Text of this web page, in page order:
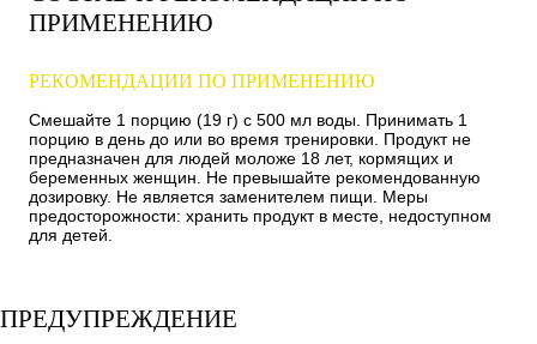
ПРИМЕНЕНИЮ
РЕКОМЕНДАЦИИ ПО ПРИМЕНЕНИЮ
Смешайте 1 порцию (19 г) с 500 мл воды. Принимать 1
порцию в день до или во время тренировки. Продукт не
предназначен для людей моложе 18 лет, кормящих и
беременных женщин. Не превышайте рекомендованную
дозировку. Не является заменителем пищи. Меры
предосторожности: хранить продукт в месте, недоступном
для детей.
ПРЕДУПРЕЖДЕНИЕ